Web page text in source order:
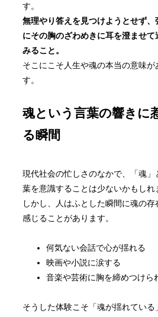
す。
無理やり答えを見つけようとせず、
にその胸のざわめきに耳を澄ませて
みること。
そこにこそ人生や魂の本当の意味が
す。
魂という言葉の響きに
る瞬間
現代社会の忙しさのなかで、「魂」
葉を意識することは少ないかもしれ
しかし、人はふとした瞬間に魂の存
感じることがあります。
何気ない会話で心が揺れる
映画や小説に涙する
音楽や芸術に胸を締めつけら
そうした体験こそ「魂が揺れている